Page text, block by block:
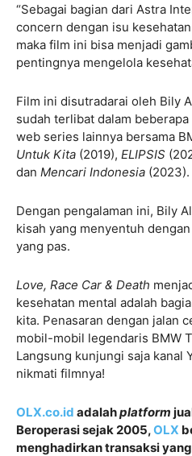
“Sebagai bagian dari Astra
concern dengan isu
maka film ini bisa menjadi
pentingnya mengelola
Film ini disutradarai oleh Bily
sudah terlibat dalam
web series lainnya bersama
Untuk Kita (2019), ELIPSIS
dan Mencari Indonesia (2023).
Dengan pengalaman ini, Bily
kisah yang menyentuh
yang pas.
Love, Race Car & Death
kesehatan mental adalah
kita. Penasaran dengan jalan
mobil-mobil legendaris BMW
Langsung kunjungi saja kanal
nikmati filmnya!
OLX.co.id adalahplatform
Beroperasi sejak 2005,OLX
menghadirkan transaksi